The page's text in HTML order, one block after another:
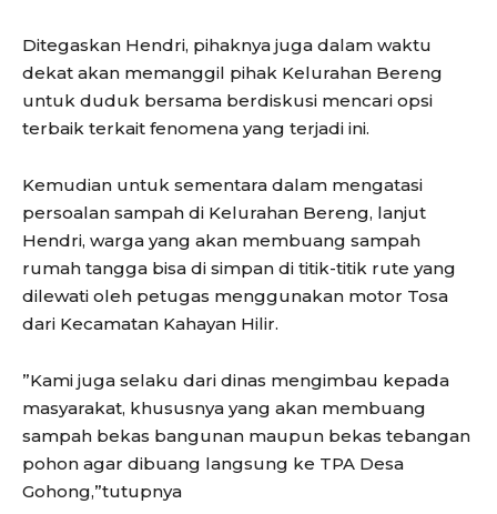
Ditegaskan Hendri, pihaknya juga dalam waktu
dekat akan memanggil pihak Kelurahan Bereng
untuk duduk bersama berdiskusi mencari opsi
terbaik terkait fenomena yang terjadi ini.
Kemudian untuk sementara dalam mengatasi
persoalan sampah di Kelurahan Bereng, lanjut
Hendri, warga yang akan membuang sampah
rumah tangga bisa di simpan di titik-titik rute yang
dilewati oleh petugas menggunakan motor Tosa
dari Kecamatan Kahayan Hilir.
”Kami juga selaku dari dinas mengimbau kepada
masyarakat, khususnya yang akan membuang
sampah bekas bangunan maupun bekas tebangan
pohon agar dibuang langsung ke TPA Desa
Gohong,”tutupnya